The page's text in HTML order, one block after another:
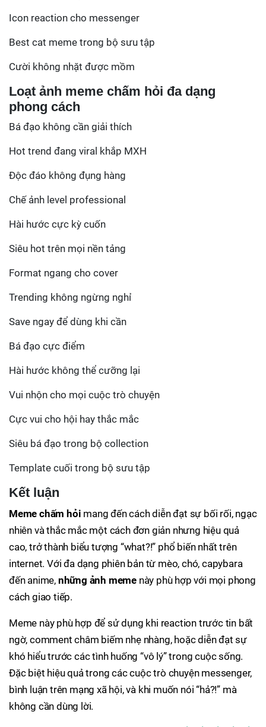
Icon reaction cho messenger
Best cat meme trong bộ sưu tập
Cười không nhặt được mồm
Loạt ảnh meme chấm hỏi đa dạng
phong cách
Bá đạo không cần giải thích
Hot trend đang viral khắp MXH
Độc đáo không đụng hàng
Chế ảnh level professional
Hài hước cực kỳ cuốn
Siêu hot trên mọi nền tảng
Format ngang cho cover
Trending không ngừng nghỉ
Save ngay để dùng khi cần
Bá đạo cực điểm
Hài hước không thể cưỡng lại
Vui nhộn cho mọi cuộc trò chuyện
Cực vui cho hội hay thắc mắc
Siêu bá đạo trong bộ collection
Template cuối trong bộ sưu tập
Kết luận
Meme chấm hỏi mang đến cách diễn đạt sự bối rối, ngạc
nhiên và thắc mắc một cách đơn giản nhưng hiệu quả
cao, trở thành biểu tượng “what?!” phổ biến nhất trên
internet. Với đa dạng phiên bản từ mèo, chó, capybara
đến anime, những ảnh meme này phù hợp với mọi phong
cách giao tiếp.
Meme này phù hợp để sử dụng khi reaction trước tin bất
ngờ, comment châm biếm nhẹ nhàng, hoặc diễn đạt sự
khó hiểu trước các tình huống “vô lý” trong cuộc sống.
Đặc biệt hiệu quả trong các cuộc trò chuyện messenger,
bình luận trên mạng xã hội, và khi muốn nói “hả?!” mà
không cần dùng lời.